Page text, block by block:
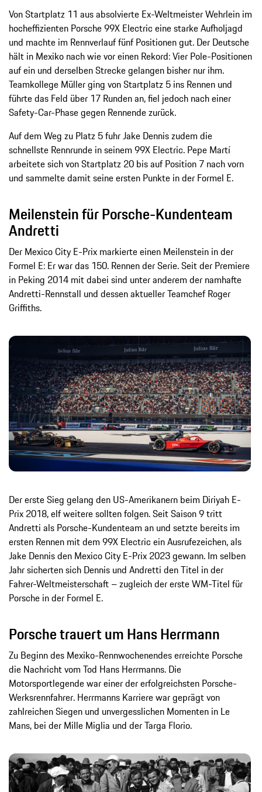
Von Startplatz 11 aus absolvierte Ex-Weltmeister Wehrlein im
hocheffizienten Porsche 99X Electric eine starke Aufholjagd
und machte im Rennverlauf fünf Positionen gut. Der Deutsche
hält in Mexiko nach wie vor einen Rekord: Vier Pole-Positionen
auf ein und derselben Strecke gelangen bisher nur ihm.
Teamkollege Müller ging von Startplatz 5 ins Rennen und
führte das Feld über 17 Runden an, fiel jedoch nach einer
Safety-Car-Phase gegen Rennende zurück.
Auf dem Weg zu Platz 5 fuhr Jake Dennis zudem die
schnellste Rennrunde in seinem 99X Electric. Pepe Martí
arbeitete sich von Startplatz 20 bis auf Position 7 nach vorn
und sammelte damit seine ersten Punkte in der Formel E.
Meilenstein für Porsche-Kundenteam
Andretti
Der Mexico City E-Prix markierte einen Meilenstein in der
Formel E: Er war das 150. Rennen der Serie. Seit der Premiere
in Peking 2014 mit dabei sind unter anderem der namhafte
Andretti-Rennstall und dessen aktueller Teamchef Roger
Griffiths.
Der erste Sieg gelang den US-Amerikanern beim Diriyah E-
Prix 2018, elf weitere sollten folgen. Seit Saison 9 tritt
Andretti als Porsche-Kundenteam an und setzte bereits im
ersten Rennen mit dem 99X Electric ein Ausrufezeichen, als
Jake Dennis den Mexico City E-Prix 2023 gewann. Im selben
Jahr sicherten sich Dennis und Andretti den Titel in der
Fahrer-Weltmeisterschaft – zugleich der erste WM-Titel für
Porsche in der Formel E.
Porsche trauert um Hans Herrmann
Zu Beginn des Mexiko-Rennwochenendes erreichte Porsche
die Nachricht vom Tod Hans Herrmanns. Die
Motorsportlegende war einer der erfolgreichsten Porsche-
Werksrennfahrer. Herrmanns Karriere war geprägt von
zahlreichen Siegen und unvergesslichen Momenten in Le
Mans, bei der Mille Miglia und der Targa Florio.